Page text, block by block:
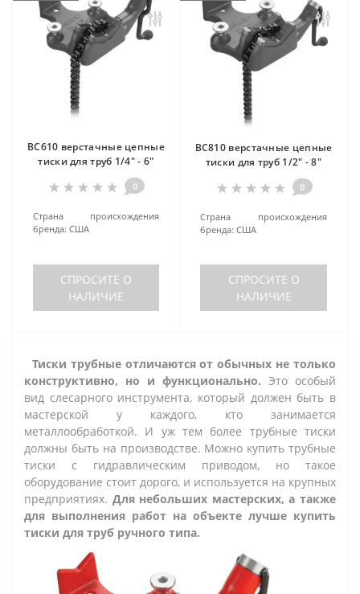
BC610 верстачные цепные
тиски для труб 1/4" - 6"
0
Страна происхождения
бренда: США
СПРОСИТЕ О
НАЛИЧИЕ
BC810 верстачные цепные
тиски для труб 1/2" - 8"
0
Страна происхождения
бренда: США
СПРОСИТЕ О
НАЛИЧИЕ
Тиски трубные отличаются от обычных не только
конструктивно, но и функционально. Это особый
вид слесарного инструмента, который должен быть в
мастерской у каждого, кто занимается
металлообработкой. И уж тем более трубные тиски
должны быть на производстве. Можно купить трубные
тиски с гидравлическим приводом, но такое
оборудование стоит дорого, и используется на крупных
предприятиях. Для небольших мастерских, а также
для выполнения работ на объекте лучше купить
тиски для труб ручного типа.